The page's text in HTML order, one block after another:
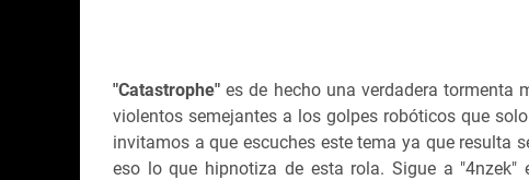
"Catastrophe" es de hecho una verdadera tormenta
violentos semejantes a los golpes robóticos que
invitamos a que escuches este tema ya que resulta
eso lo que hipnotiza de esta rola. Sigue a